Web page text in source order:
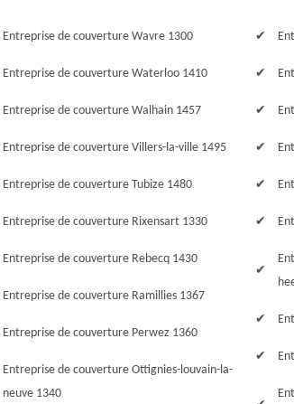
Entreprise de couverture Wavre 1300
Entreprise de couverture Waterloo 1410
Entreprise de couverture Walhain 1457
Entreprise de couverture Villers-la-ville 1495
Entreprise de couverture Tubize 1480
Entreprise de couverture Rixensart 1330
Entreprise de couverture Rebecq 1430
Entreprise de couverture Ramillies 1367
Entreprise de couverture Perwez 1360
Entreprise de couverture Ottignies-louvain-la-
neuve 1340